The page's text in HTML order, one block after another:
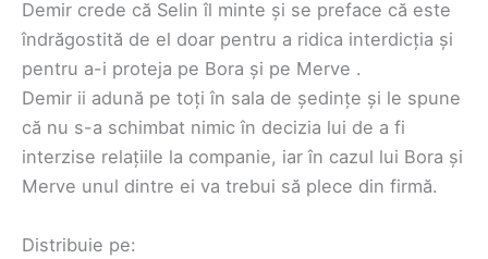
Demir crede că Selin îl minte și se preface că este
îndrăgostită de el doar pentru a ridica interdicția și
pentru a-i proteja pe Bora și pe Merve .
Demir ii adună pe toți în sala de ședințe și le spune
că nu s-a schimbat nimic în decizia lui de a fi
interzise relațiile la companie, iar în cazul lui Bora și
Merve unul dintre ei va trebui să plece din firmă.
Distribuie pe: